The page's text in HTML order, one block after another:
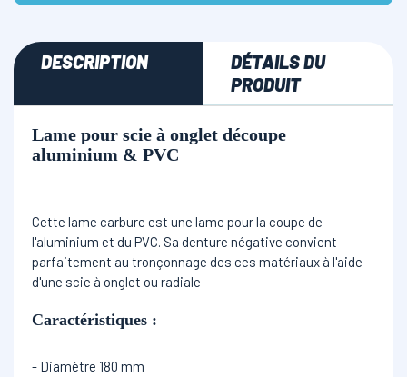
DESCRIPTION
DÉTAILS DU
PRODUIT
Lame pour scie à onglet découpe
aluminium & PVC
Cette lame carbure est une lame pour la coupe de
l'aluminium et du PVC. Sa denture négative convient
parfaitement au tronçonnage des ces matériaux à l'aide
d'une scie à onglet ou radiale
Caractéristiques :
- Diamètre 180 mm